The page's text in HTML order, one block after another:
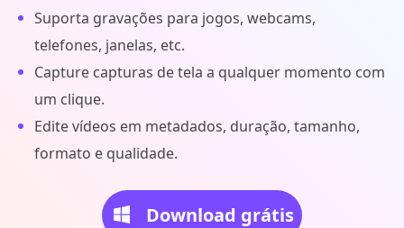
Suporta gravações para jogos, webcams,
telefones, janelas, etc.
Capture capturas de tela a qualquer momento com
um clique.
Edite vídeos em metadados, duração, tamanho,
formato e qualidade.
Download grátis